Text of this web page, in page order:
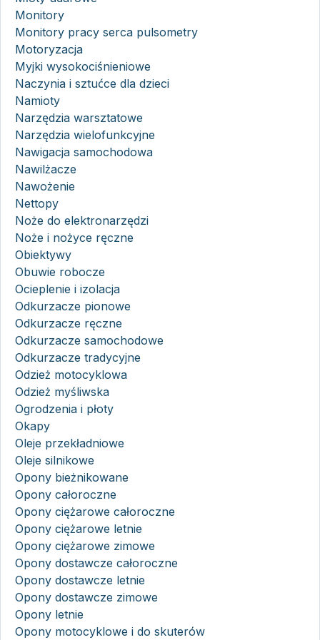
Monitory
Monitory pracy serca pulsometry
Motoryzacja
Myjki wysokociśnieniowe
Naczynia i sztućce dla dzieci
Namioty
Narzędzia warsztatowe
Narzędzia wielofunkcyjne
Nawigacja samochodowa
Nawilżacze
Nawożenie
Nettopy
Noże do elektronarzędzi
Noże i nożyce ręczne
Obiektywy
Obuwie robocze
Ocieplenie i izolacja
Odkurzacze pionowe
Odkurzacze ręczne
Odkurzacze samochodowe
Odkurzacze tradycyjne
Odzież motocyklowa
Odzież myśliwska
Ogrodzenia i płoty
Okapy
Oleje przekładniowe
Oleje silnikowe
Opony bieżnikowane
Opony całoroczne
Opony ciężarowe całoroczne
Opony ciężarowe letnie
Opony ciężarowe zimowe
Opony dostawcze całoroczne
Opony dostawcze letnie
Opony dostawcze zimowe
Opony letnie
Opony motocyklowe i do skuterów